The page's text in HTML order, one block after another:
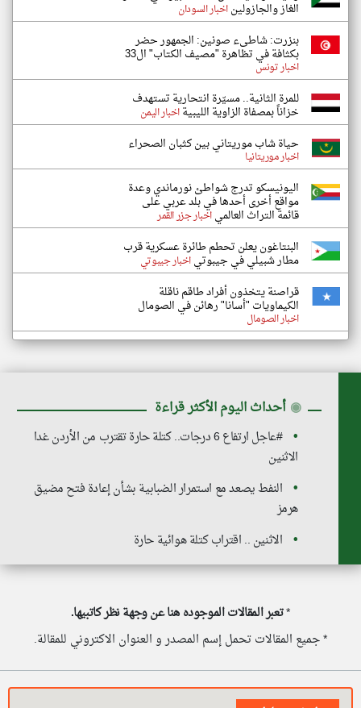
الغاز والجازوليناخبار السودان
بنزرت: شاطىء صونين: الجمهور حضر
بكثافة في تظاهرة "مصيف الكتاب" ال33
اخبار تونس
للمرة الثانية.. مسيّرة انتحارية تستهدف
خزاناً بمصفاة الزاوية الليبيةاخبار اليمن
حياة شاب موريتاني بين كثبان الصحراء
اخبار موريتانيا
اليونيسكو تدرج شواطئ نورماندي وعدة
مواقع أخرى أحدها في بلد عربي على
قائمة التراث العالمياخبار جزر القمر
البنتاغون يعلن تحطم طائرة عسكرية قرب
مطار شبيلي في جيبوتياخبار جيبوتي
قراصنة يتخذون أفراد طاقم ناقلة
الكيماويات "أسانا" رهائن في الصومال
اخبار الصومال
◉ أحداث اليوم الأكثر قراءة
#عاجل ارتفاع 6 درجات.. كتلة حارة تقترب من الأردن غدا
الاثنين
النفط يصعد مع استمرار الضبابية بشأن إعادة فتح مضيق
هرمز
الاثنين .. اقتراب كتلة هوائية حارة
*تعبر المقالات الموجوده هنا عن وجهة نظر كاتبيها.
* جميع المقالات تحمل إسم المصدر و العنوان الاكتروني للمقالة.